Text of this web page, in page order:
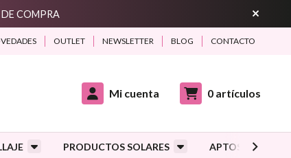
COMPRA
OUTLET NEWSLETTER BLOG CONTACTO
Mi cuenta 0 artículos
PRODUCTOS SOLARES APTOS